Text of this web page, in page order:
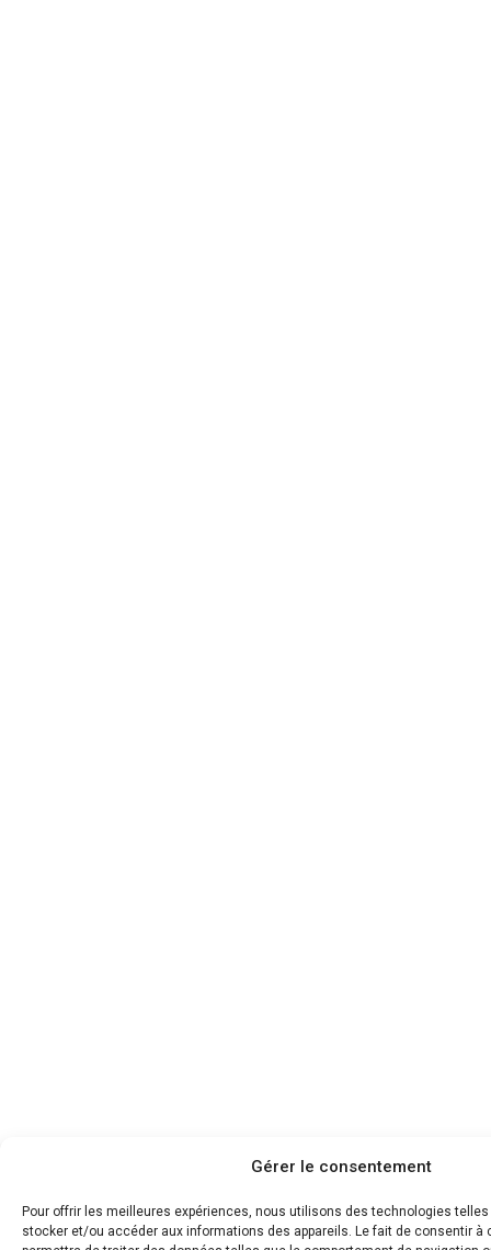
Gérer le consentement
Pour offrir les meilleures expériences, nous utilisons des technologies
stocker et/ou accéder aux informations des appareils. Le fait de consentir à